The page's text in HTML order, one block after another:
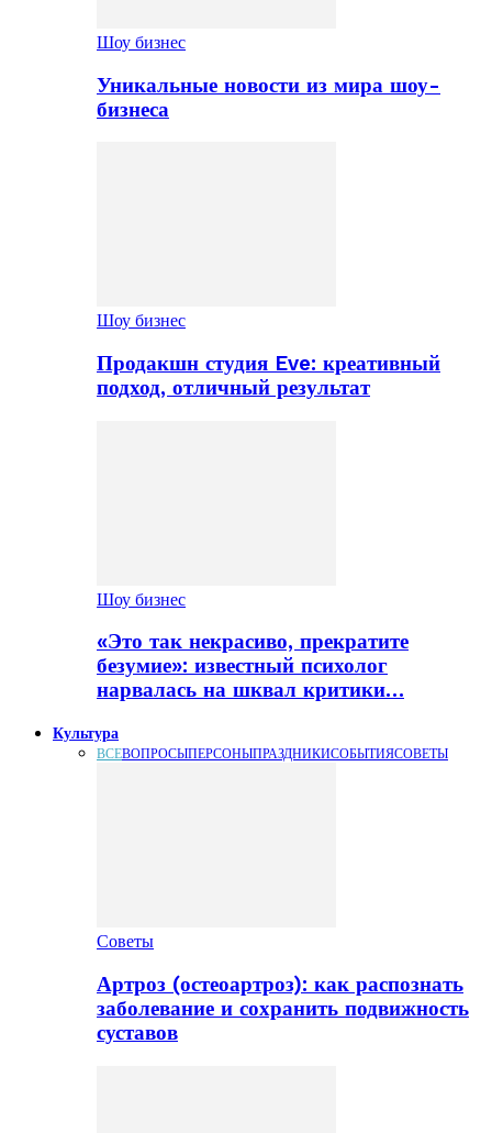
Шоу бизнес
Уникальные новости из мира шоу-
бизнеса
Шоу бизнес
Продакшн студия Eve: креативный
подход, отличный результат
Шоу бизнес
«Это так некрасиво, прекратите
безумие»: известный психолог
нарвалась на шквал критики…
Культура
ВСЕВОПРОСЫПЕРСОНЫПРАЗДНИКИСОБЫТИЯСОВЕТЫ
Советы
Артроз (остеоартроз): как распознать
заболевание и сохранить подвижность
суставов